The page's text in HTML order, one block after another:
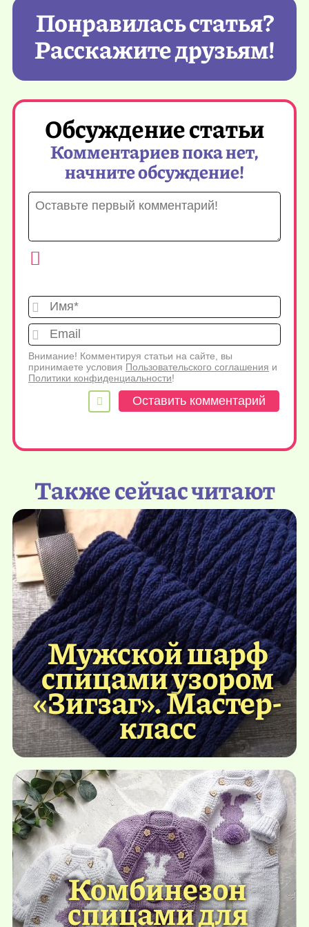
Понравилась статья?
Расскажите друзьям!
Обсуждение статьи
Комментариев пока нет,
начните обсуждение!
Имя*
Внимание! Комментируя статьи на сайте, вы
принимаете условия Пользовательского соглашения и
Политики конфиденциальности!
Также сейчас читают
Мужской шарф
спицами узором
«Зигзаг». Мастер-
класс
Комбинезон
спицами для